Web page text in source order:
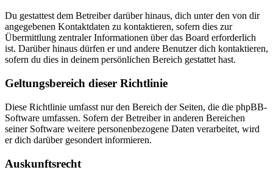
Du gestattest dem Betreiber darüber hinaus, dich unter den von dir
angegebenen Kontaktdaten zu kontaktieren, sofern dies zur
Übermittlung zentraler Informationen über das Board erforderlich
ist. Darüber hinaus dürfen er und andere Benutzer dich kontaktieren,
sofern du dies in deinem persönlichen Bereich gestattet hast.
Geltungsbereich dieser Richtlinie
Diese Richtlinie umfasst nur den Bereich der Seiten, die die phpBB-
Software umfassen. Sofern der Betreiber in anderen Bereichen
seiner Software weitere personenbezogene Daten verarbeitet, wird
er dich darüber gesondert informieren.
Auskunftsrecht